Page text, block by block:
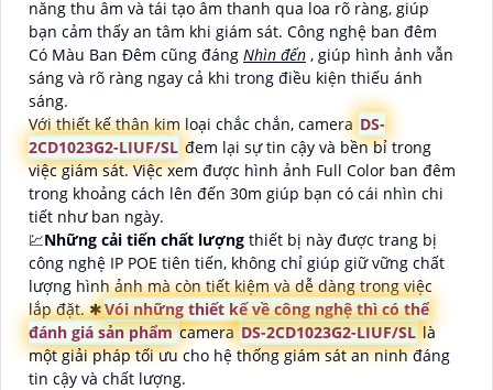
năng thu âm và tái tạo âm thanh qua loa rõ ràng, giúp
bạn cảm thấy an tâm khi giám sát. Công nghệ ban đêm
Có Màu Ban Ðêm cũng đáng Nhìn đến , giúp hình ảnh vẫn
sáng và rõ ràng ngay cả khi trong điều kiện thiếu ánh
sáng.
Với thiết kế thân kim loại chắc chắn, camera DS-
2CD1023G2-LIUF/SL đem lại sự tin cậy và bền bỉ trong
việc giám sát. Việc xem được hình ảnh Full Color ban đêm
trong khoảng cách lên đến 30m giúp bạn có cái nhìn chi
tiết như ban ngày.
💹Những cải tiến chất lượng thiết bị này được trang bị
công nghệ IP POE tiên tiến, không chỉ giúp giữ vững chất
lượng hình ảnh mà còn tiết kiệm và dễ dàng trong việc
lắp đặt. ✱Vói những thiết kế về công nghệ thì có thể
đánh giá sản phẩmcameraDS-2CD1023G2-LIUF/SLlà
một giải pháp tối ưu cho hệ thống giám sát an ninh đáng
tin cậy và chất lượng.